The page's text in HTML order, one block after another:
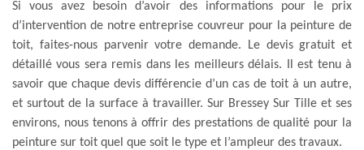
Si vous avez besoin d’avoir des informations pour le prix
d’intervention de notre entreprise couvreur pour la peinture de
toit, faites-nous parvenir votre demande. Le devis gratuit et
détaillé vous sera remis dans les meilleurs délais. Il est tenu à
savoir que chaque devis différencie d’un cas de toit à un autre,
et surtout de la surface à travailler. Sur Bressey Sur Tille et ses
environs, nous tenons à offrir des prestations de qualité pour la
peinture sur toit quel que soit le type et l’ampleur des travaux.